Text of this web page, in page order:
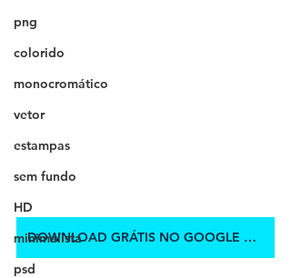
png
colorido
monocromático
vetor
estampas
sem fundo
HD
minimalista
psd
DOWNLOAD GRÁTIS NO GOOGLE DRIVE